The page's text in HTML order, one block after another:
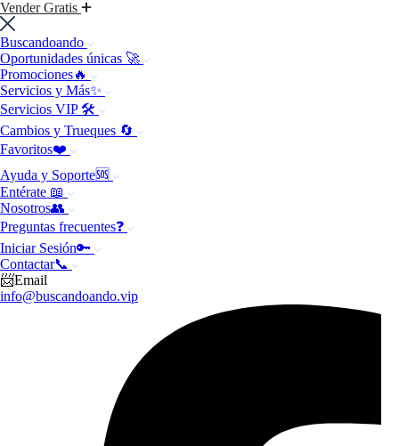
Vender Gratis
Buscandoando
Oportunidades únicas 🚀
Promociones🔥
Servicios y Más✨
Servicios VIP 🛠️
Cambios y Trueques 🔄
Favoritos❤️
Ayuda y Soporte🆘
Entérate 📖
Nosotros👥
Preguntas frecuentes❓
Iniciar Sesión🔑
Contactar📞
📨Email
info@buscandoando.vip